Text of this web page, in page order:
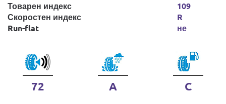
Товарен индекс
Скоростен индекс
Run-flat
109
R
не
72 A C